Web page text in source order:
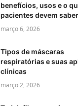
benefícios, usos e o
pacientes devem saber
março 6, 2026
Tipos de máscaras
respiratórias e suas
clínicas
março 2, 2026